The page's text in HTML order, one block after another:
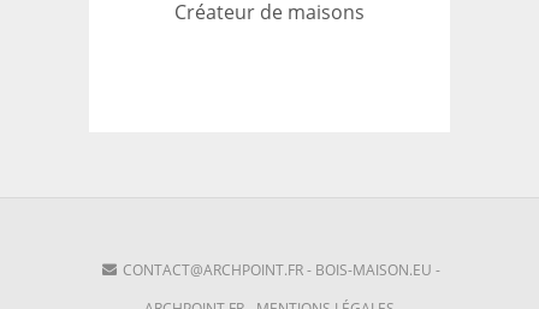
Créateur de maisons
CONTACT@ARCHPOINT.FR- BOIS-MAISON.EU -